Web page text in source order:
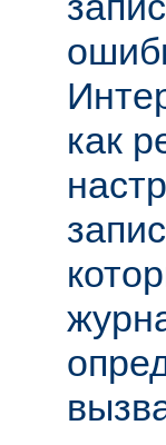
как